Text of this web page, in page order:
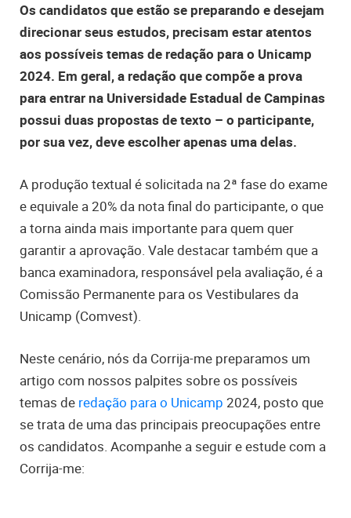
Os candidatos que estão se preparando e desejam
direcionar seus estudos, precisam estar atentos
aos possíveis temas de redação para o Unicamp
2024. Em geral, a redação que compõe a prova
para entrar na Universidade Estadual de Campinas
possui duas propostas de texto – o participante,
por sua vez, deve escolher apenas uma delas.
A produção textual é solicitada na 2ª fase do exame
e equivale a 20% da nota final do participante, o que
a torna ainda mais importante para quem quer
garantir a aprovação. Vale destacar também que a
banca examinadora, responsável pela avaliação, é a
Comissão Permanente para os Vestibulares da
Unicamp (Comvest).
Neste cenário, nós da Corrija-me preparamos um
artigo com nossos palpites sobre os possíveis
temas de redação para o Unicamp 2024, posto que
se trata de uma das principais preocupações entre
os candidatos. Acompanhe a seguir e estude com a
Corrija-me: